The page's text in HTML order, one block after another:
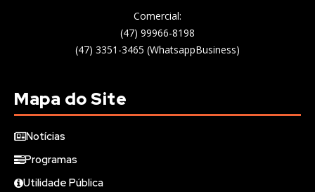
Comercial:
(47) 99966-8198
(47) 3351-3465 (WhatsappBusiness)
Mapa do Site
Notícias
Programas
Utilidade Pública